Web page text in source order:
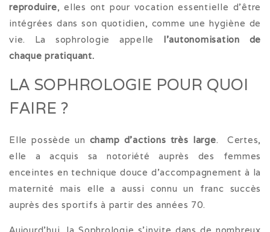
reproduire, elles ont pour vocation essentielle d’être
intégrées dans son quotidien, comme une hygiène de
vie. La sophrologie appelle l’autonomisation de
chaque pratiquant.
LA SOPHROLOGIE POUR QUOI
FAIRE ?
Elle possède un champ d’actions très large. Certes,
elle a acquis sa notoriété auprès des femmes
enceintes en technique douce d’accompagnement à la
maternité mais elle a aussi connu un franc succès
auprès des sportifs à partir des années 70.
Aujourd’hui, la Sophrologie s’invite dans de nombreux